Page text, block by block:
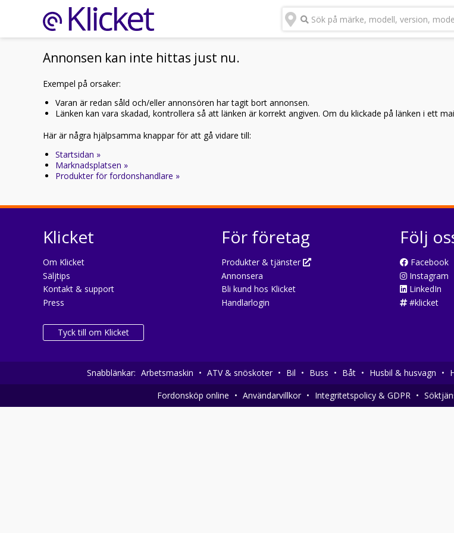
Sök på märke, modell, version,
Annonsen kan inte hittas just nu.
Exempel på orsaker:
Varan är redan såld och/eller annonsören har tagit bort annonsen.
Länken kan vara skadad, kontrollera så att länken är korrekt angiven. Om du klickade på länken i ett
Här är några hjälpsamma knappar för att gå vidare till:
Startsidan »
Marknadsplatsen »
Produkter för fordonshandlare »
Klicket
Om Klicket
Säljtips
Kontakt & support
Press
Tyck till om Klicket
För företag
Produkter & tjänster
Annonsera
Bli kund hos Klicket
Handlarlogin
Följ
Facebook
Instagram
LinkedIn
#klicket
Snabblänkar: Arbetsmaskin • ATV & snöskoter • Bil • Buss • Båt • Husbil & husvagn •
Fordonsköp online • Användarvillkor • Integritetspolicy & GDPR •